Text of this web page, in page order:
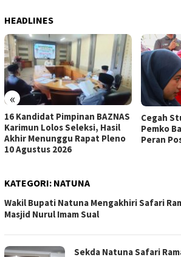
HEADLINES
«
16 Kandidat Pimpinan BAZNAS
Karimun Lolos Seleksi, Hasil
Akhir Menunggu Rapat Pleno
10 Agustus 2026
Cegah
Pemko
Peran
KATEGORI: NATUNA
Wakil Bupati Natuna Mengakhiri Safari
Masjid Nurul Imam Sual
Sekda Natuna Safari